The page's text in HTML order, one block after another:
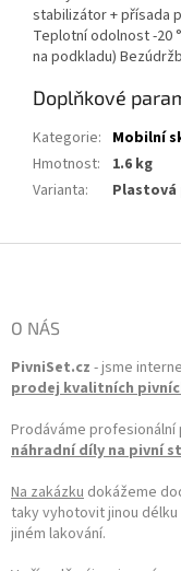
stabilizátor + přísada
Teplotní odolnost -20
na podkladu)
Doplňkové
Kategorie: Mobilní
Hmotnost:
1.6 kg
Varianta: Plastová
O NÁS
PivniSet.cz - jsme
prodej kvalitních
Prodáváme profesionální
náhradní díly na pivní
Na zakázku dokážeme
taky vyhotovit jinou
jiném lakování.